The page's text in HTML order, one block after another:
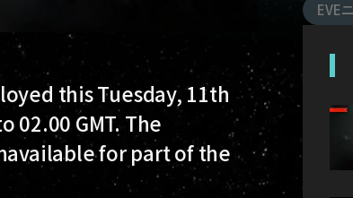
this Tuesday, 11th
GMT. The
for part of the